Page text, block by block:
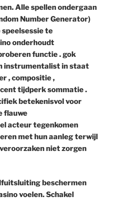
Alle spellen ondergaan
Number Generator)
speelsessie te
onderhoudt
functie . gok
instrumentalist in staat
, compositie ,
tijdperk sommatie .
betekenisvol voor
flauwe
acteur tegenkomen
met hun aanleg terwijl
niet zorgen
beschermen
voelen. Schakel